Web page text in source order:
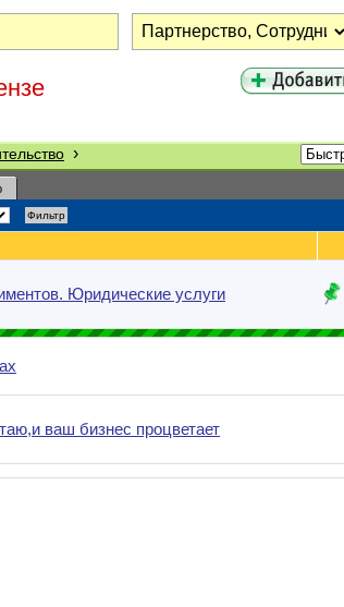
›
Юридические услуги
ваш бизнес процветает